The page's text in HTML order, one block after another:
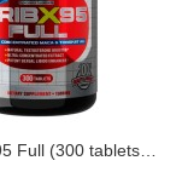
Tribulus X95 Full (300 tablets) - HS